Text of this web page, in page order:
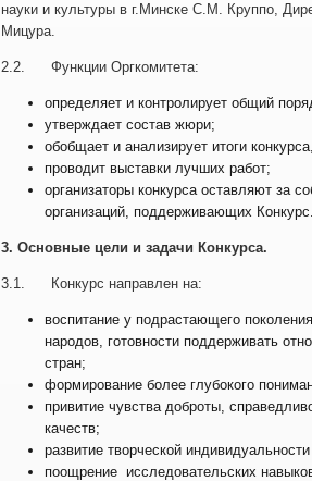
науки и культуры в г.Минске С.М. Круппо,
Мицура.
2.2. Функции Оргкомитета:
определяет и контролирует общий
утверждает состав жюри;
обобщает и анализирует итоги
проводит выставки лучших работ;
организаторы конкурса оставляют за
организаций,
3. Основные цели и задачи Конкурса.
3.1. Конкурс направлен на:
воспитание у подрастающего
народов, готовности поддерживать
стран;
формирование более глубокого
привитие чувства доброты,
качеств;
развитие творческой
поощрение исследовательских